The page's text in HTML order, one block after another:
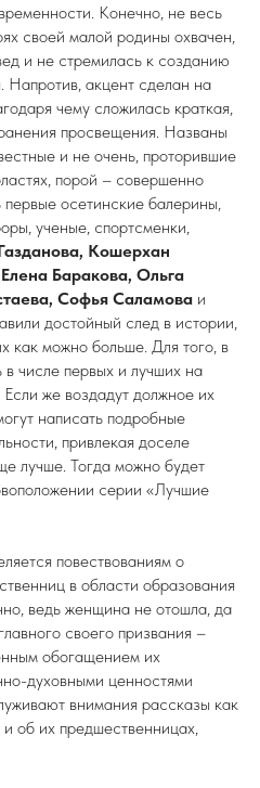
Конечно, не весь
своей малой родины охвачен,
и не стремилась к созданию
Напротив, акцент сделан на
чему сложилась краткая,
просвещения. Названы
и не очень, проторившие
порой – совершенно
осетинские балерины,
ученые, спортсменки,
Кошерхан
Баракова, Ольга
Софья Саламова и
достойный след в истории,
как можно больше. Для того, в
числе первых и лучших на
же воздадут должное их
написать подробные
привлекая доселе
лучше. Тогда можно будет
серии «Лучшие
повествованиям о
в области образования
ведь женщина не отошла, да
своего призвания –
обогащением их
духовными ценностями
внимания рассказы как
об их предшественницах,